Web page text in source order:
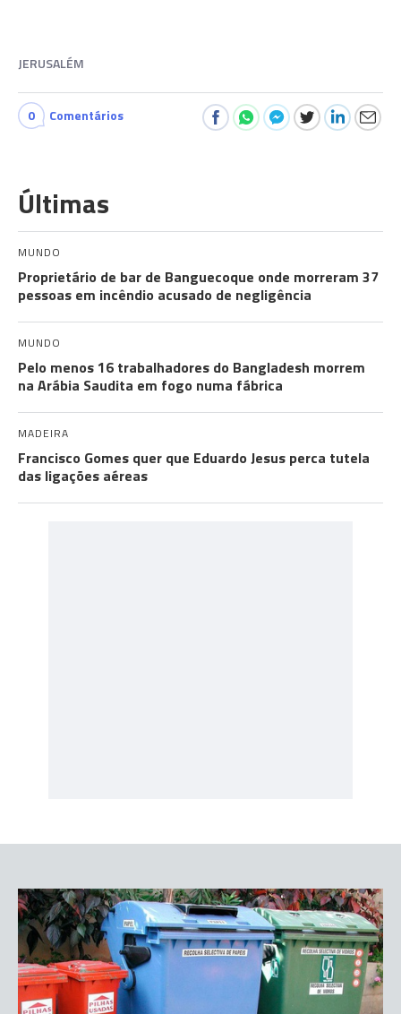
JERUSALÉM
0 Comentários
Últimas
MUNDO
Proprietário de bar de Banguecoque onde morreram 37
pessoas em incêndio acusado de negligência
MUNDO
Pelo menos 16 trabalhadores do Bangladesh morrem
na Arábia Saudita em fogo numa fábrica
MADEIRA
Francisco Gomes quer que Eduardo Jesus perca tutela
das ligações aéreas